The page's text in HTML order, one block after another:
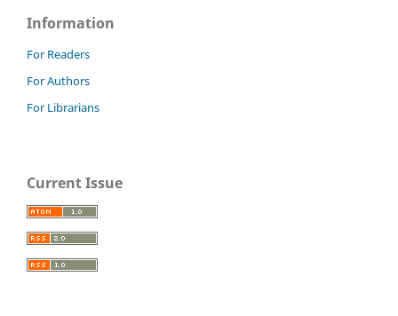
Information
For Readers
For Authors
For Librarians
Current Issue